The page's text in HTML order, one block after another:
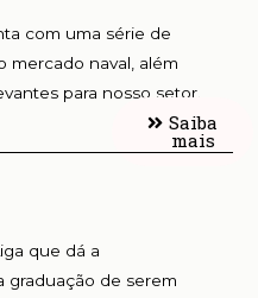
com uma série de
mercado naval, além
para nosso setor.
Saiba
mais
que dá a
graduação de serem